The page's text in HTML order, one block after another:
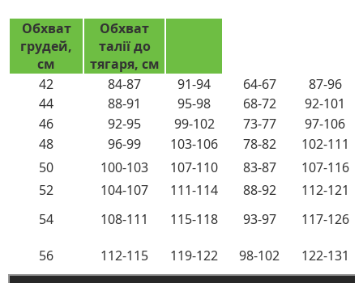
Обхват
грудей,
см
Обхват
талії до
тягаря, см
42
84-87 91-94 64-67
87-96
44
88-91 95-98 68-72
92-101
46
92-95 99-102 73-77
97-106
48
96-99 103-106 78-82
102-111
50
100-103 107-110 83-87
107-116
52
104-107 111-114 88-92
112-121
54
108-111 115-118 93-97 117-126
56 112-115 119-122 98-102 122-131